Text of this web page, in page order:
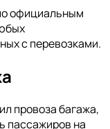
официальным
с перевозками.
провоза багажа,
пассажиров на